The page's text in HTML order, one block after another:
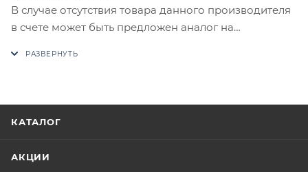
В случае отсутствия товара данного производителя
в счете может быть предложен аналог на
Конечная цена будет отображена в высланном
КАТАЛОГ
АКЦИИ